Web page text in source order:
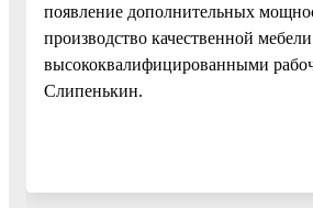
появление дополнительных
производство качественной
высококвалифицированными
Слипенькин.